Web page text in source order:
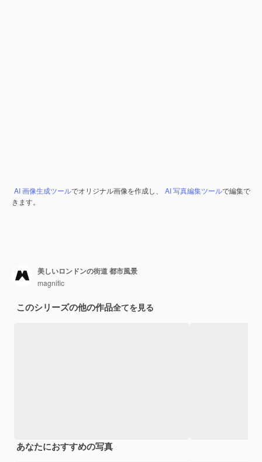
AI 画像生成ツールでオリジナル画像を作成し、 AI 写真編集ツールで編集で
きます。
美しいロンドンの街道 都市風景
magnific
このシリーズの他の作品全てを見る
あなたにおすすめの写真